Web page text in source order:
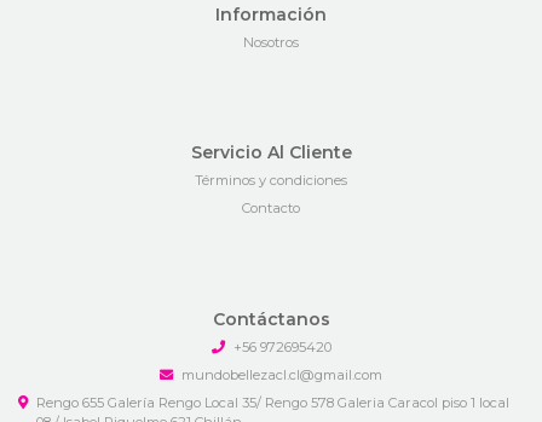
Información
Nosotros
Servicio Al Cliente
Términos y condiciones
Contacto
Contáctanos
+56 972695420
mundobellezacl.cl@gmail.com
Rengo 655 Galería Rengo Local 35/ Rengo 578 Galeria Caracol piso 1 local